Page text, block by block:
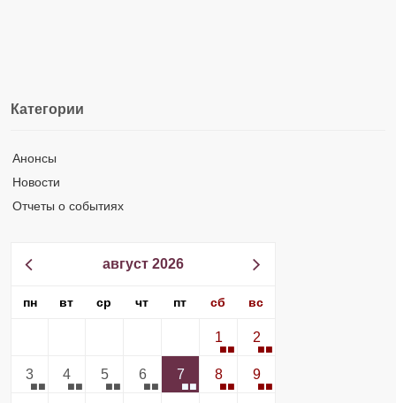
Категории
Анонсы
Новости
Отчеты о событиях
август 2026
пн вт ср чт пт сб вс
1 2
3 4 5 6 7 8 9